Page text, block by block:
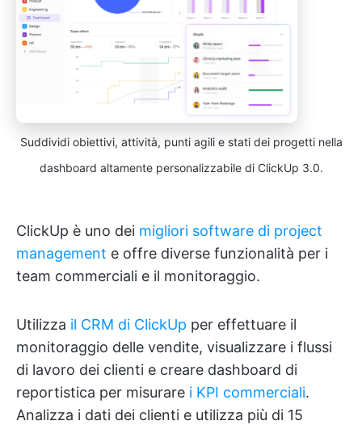
Suddividi obiettivi, attività, punti agili e stati dei progetti nella
dashboard altamente personalizzabile di ClickUp 3.0.
ClickUp è uno dei migliori software di project
management e offre diverse funzionalità per i
team commerciali e il monitoraggio.
Utilizza il CRM di ClickUp per effettuare il
monitoraggio delle vendite, visualizzare i flussi
di lavoro dei clienti e creare dashboard di
reportistica per misurare i KPI commerciali.
Analizza i dati dei clienti e utilizza più di 15